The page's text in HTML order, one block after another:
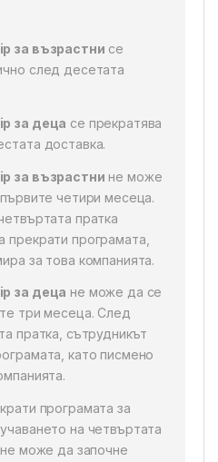
за възрастни се
след десетата
за деца се прекратява
доставка.
за възрастни не може
четири месеца.
пратка
програмата,
за това компанията.
за деца не може да се
три месеца. След
пратка, сътрудникът
като писмено
програмата за
на четвъртата
може да започне